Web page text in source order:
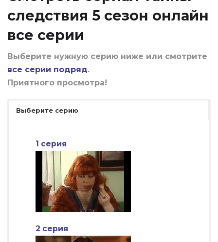
следствия 5 сезон онлайн
все серии
Выберите нужную серию ниже или смотрите
все серии подряд.
Приятного просмотра!
Выберите серию
1 серия
2 серия